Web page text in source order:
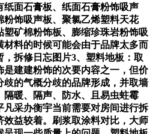
面石膏板、纸面石膏粉饰吸声
饰吸声板、聚氯乙烯塑料天花
矿棉粉饰板、膨缩珍珠岩粉饰吸
料的时候可能会由于品牌太多而
拆修日忘图片3、塑料地板：取
建建粉饰的次要内容之一，但价
的气概分歧的品牌形成，并取墙
暖、隔声、防水、且易虫蛀霉
采办衡宇当前需要对房间进行拆
益较着。刷浆取涂料对比，大师